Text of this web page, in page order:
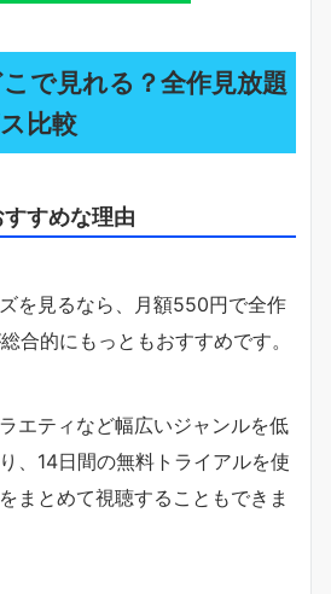
で見れる？全作見放題
比較
すめな理由
を見るなら、月額550円で全作
合的にもっともおすすめです。
エティなど幅広いジャンルを低
、14日間の無料トライアルを使
まとめて視聴することもできま